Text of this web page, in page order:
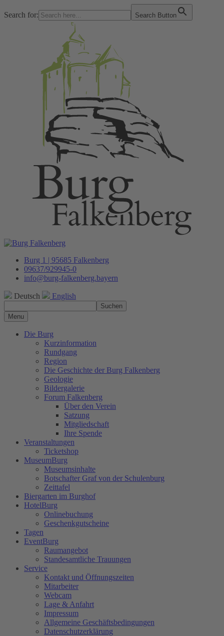
Search for: Search Button
Burg 1 | 95685 Falkenberg
09637/929945-0
info@burg-falkenberg.bayern
Deutsch English
Suchen
Menu
Die Burg
Kurzinformation
Rundgang
Region
Die Geschichte der Burg Falkenberg
Geologie
Bildergalerie
Forum Falkenberg
Über den Verein
Satzung
Mitgliedschaft
Ihre Spende
Veranstaltungen
Ticketshop
MuseumBurg
Museumsinhalte
Botschafter Graf von der Schulenburg
Zeittafel
Biergarten im Burghof
HotelBurg
Onlinebuchung
Geschenkgutscheine
Tagen
EventBurg
Raumangebot
Standesamtliche Trauungen
Service
Kontakt und Öffnungszeiten
Mitarbeiter
Webcam
Lage & Anfahrt
Impressum
Allgemeine Geschäftsbedingungen
Datenschutzerklärung